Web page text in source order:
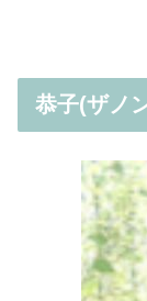
恭子(ザノ